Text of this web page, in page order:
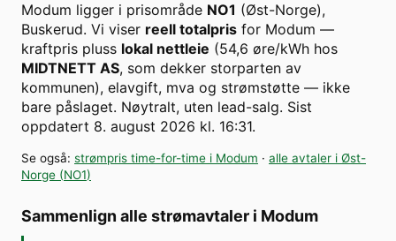
Modum ligger i prisområde NO1 (Øst-Norge),
Buskerud. Vi viser reell totalpris for Modum —
kraftpris pluss lokal nettleie (54,6 øre/kWh hos
MIDTNETT AS, som dekker storparten av
kommunen), elavgift, mva og strømstøtte — ikke
bare påslaget. Nøytralt, uten lead-salg. Sist
oppdatert 8. august 2026 kl. 16:31.
Se også: strømpris time-for-time i Modum · alle avtaler i Øst-
Norge (NO1)
Sammenlign alle strømavtaler i Modum